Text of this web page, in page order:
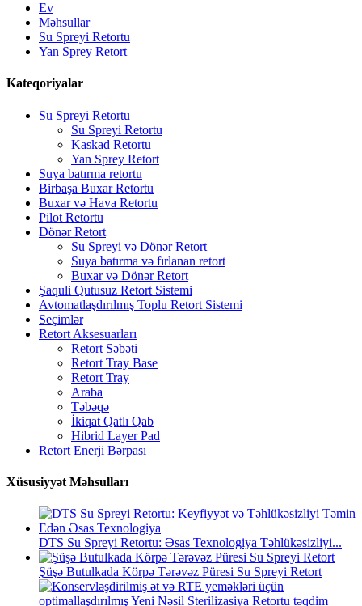
Ev
Məhsullar
Su Spreyi Retortu
Yan Sprey Retort
Kateqoriyalar
Su Spreyi Retortu
Su Spreyi Retortu
Kaskad Retortu
Yan Sprey Retort
Suya batırma retortu
Birbaşa Buxar Retortu
Buxar və Hava Retortu
Pilot Retortu
Dönər Retort
Su Spreyi və Dönər Retort
Suya batırma və fırlanan retort
Buxar və Dönər Retort
Şaquli Qutusuz Retort Sistemi
Avtomatlaşdırılmış Toplu Retort Sistemi
Seçimlər
Retort Aksesuarları
Retort Səbəti
Retort Tray Base
Retort Tray
Araba
Təbəqə
İkiqat Qatlı Qab
Hibrid Layer Pad
Retort Enerji Bərpası
Xüsusiyyət Məhsulları
DTS Su Spreyi Retortu: Əsas Texnologiya Təhlükəsizliyi...
Şüşə Butulkada Körpə Tərəvəz Püresi Su Spreyi Retort